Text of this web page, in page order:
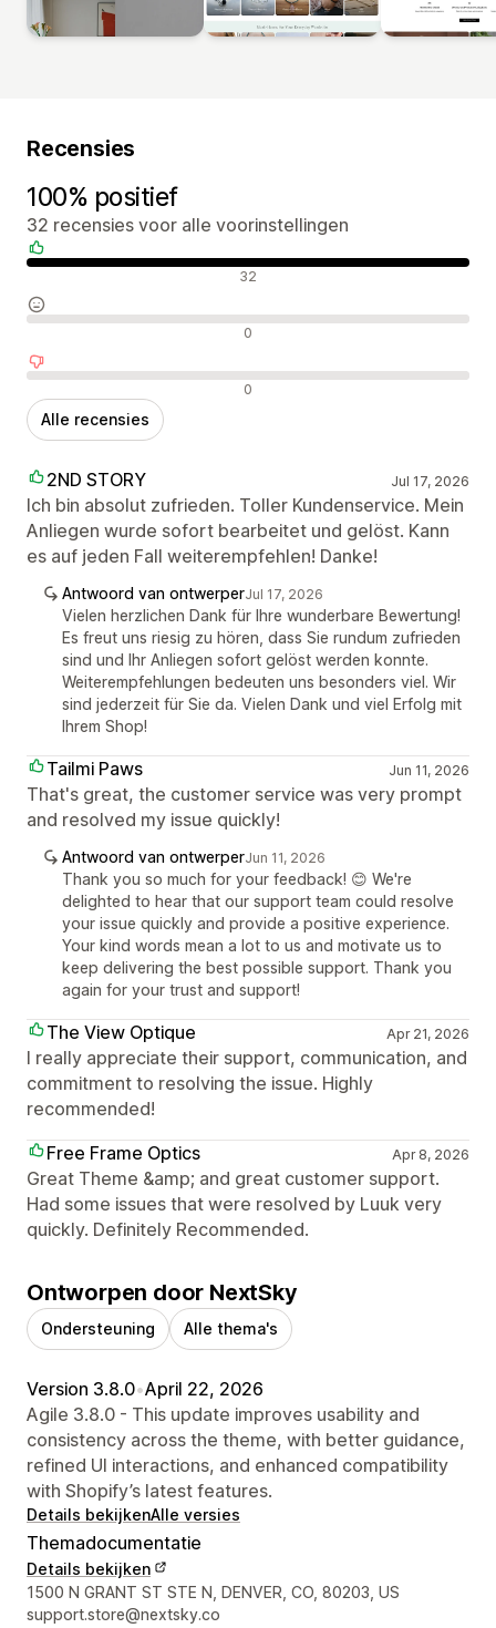
Recensies
100% positief
32 recensies voor alle voorinstellingen
Positieve recensies 32
Neutrale recensies 0
Negatieve recensies 0
Alle recensies
2ND STORY Jul 17, 2026
Ich bin absolut zufrieden. Toller Kundenservice. Mein
Anliegen wurde sofort bearbeitet und gelöst. Kann
es auf jeden Fall weiterempfehlen! Danke!
Antwoord van ontwerperJul 17, 2026
Vielen herzlichen Dank für Ihre wunderbare Bewertung!
Es freut uns riesig zu hören, dass Sie rundum zufrieden
sind und Ihr Anliegen sofort gelöst werden konnte.
Weiterempfehlungen bedeuten uns besonders viel. Wir
sind jederzeit für Sie da. Vielen Dank und viel Erfolg mit
Ihrem Shop!
Tailmi Paws Jun 11, 2026
That's great, the customer service was very prompt
and resolved my issue quickly!
Antwoord van ontwerperJun 11, 2026
Thank you so much for your feedback! 😊 We're
delighted to hear that our support team could resolve
your issue quickly and provide a positive experience.
Your kind words mean a lot to us and motivate us to
keep delivering the best possible support. Thank you
again for your trust and support!
The View Optique Apr 21, 2026
I really appreciate their support, communication, and
commitment to resolving the issue. Highly
recommended!
Free Frame Optics
Apr 8, 2026
Great Theme &amp; and great customer support.
Had some issues that were resolved by Luuk very
quickly. Definitely Recommended.
Ontworpen door NextSky
Ondersteuning Alle thema's
Version 3.8.0•April 22, 2026
Agile 3.8.0 - This update improves usability and
consistency across the theme, with better guidance,
refined UI interactions, and enhanced compatibility
with Shopify’s latest features.
Details bekijkenAlle versies
Themadocumentatie
Details bekijken
Contactgegevens ontwerper
1500 N GRANT ST STE N, DENVER, CO, 80203, US
support.store@nextsky.co